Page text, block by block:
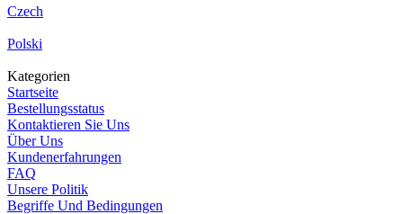
Czech
Polski
Kategorien
Startseite
Bestellungsstatus
Kontaktieren Sie Uns
Über Uns
Kundenerfahrungen
FAQ
Unsere Politik
Begriffe Und Bedingungen